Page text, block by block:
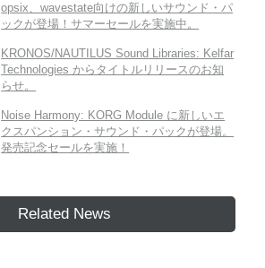
opsix、wavestate向けの新しいサウンド・パ
ックが登場！サマーセールを実施中。
KRONOS/NAUTILUS Sound Libraries: Kelfar
Technologies からタイトルリリースのお知
らせ。
Noise Harmony: KORG Module に新しいエ
クスパンション・サウンド・パックが登場。
発売記念セールを実施！
Related News